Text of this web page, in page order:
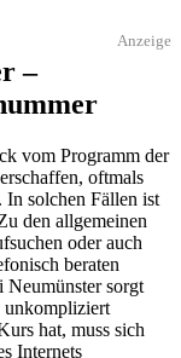
Anzeige
–
vom Programm der
oftmals
In solchen Fällen ist
den allgemeinen
oder auch
beraten
sorgt
unkompliziert
hat, muss sich
Internets